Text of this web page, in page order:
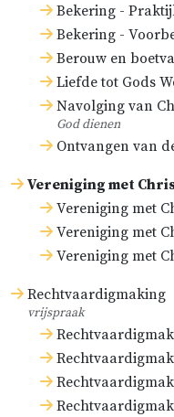
Bekering -
Bekering -
Berouw en
Liefde tot Gods
Navolging van
God dienen
Ontvangen van
Vereniging met
Vereniging met
Vereniging met
Vereniging met
Rechtvaardigmaking
vrijspraak